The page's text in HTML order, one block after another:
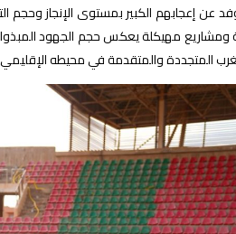
عن إعجابهم الكبير بمستوى الإنجاز وحجم
مهيكلة يعكس حجم الجهود المبذولة
المتجددة والمتقدمة في محيطه الإقليمي